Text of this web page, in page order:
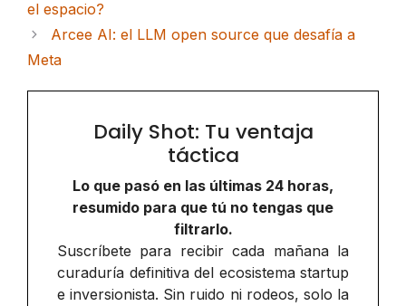
el espacio?
Arcee AI: el LLM open source que desafía a
Meta
Daily Shot: Tu ventaja
táctica
Lo que pasó en las últimas 24 horas,
resumido para que tú no tengas que
filtrarlo.
Suscríbete para recibir cada mañana la
curaduría definitiva del ecosistema startup
e inversionista. Sin ruido ni rodeos, solo la